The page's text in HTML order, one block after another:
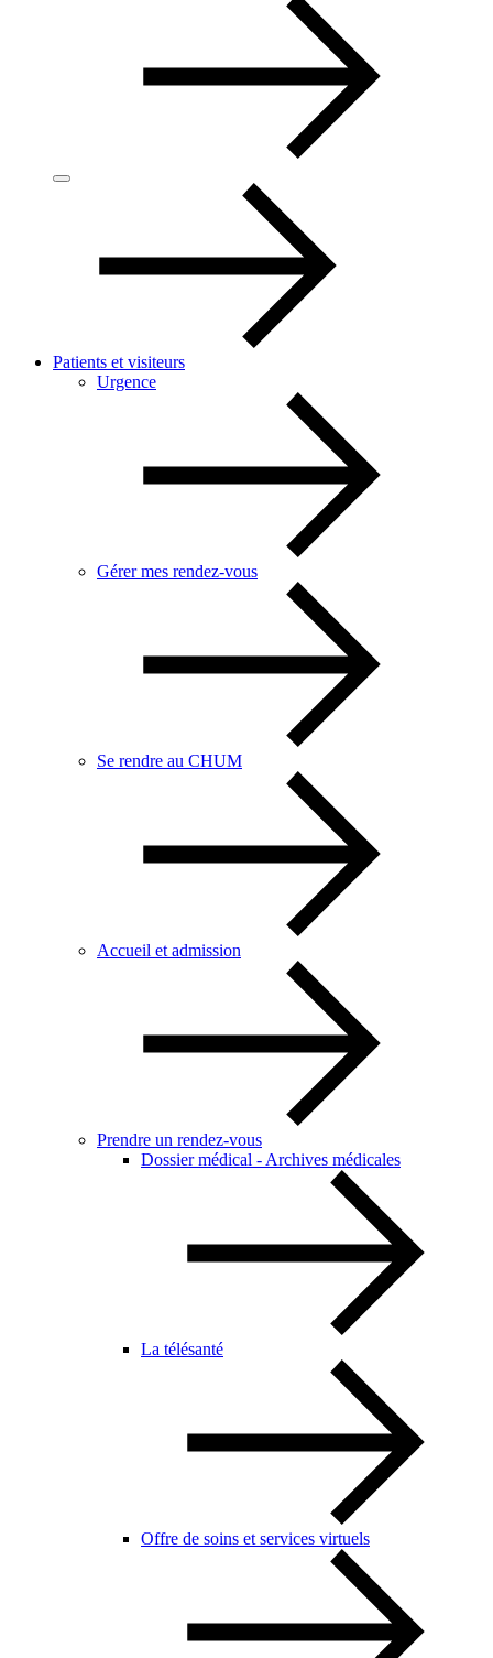
Patients et visiteurs
Urgence
Gérer mes rendez-vous
Se rendre au CHUM
Accueil et admission
Prendre un rendez-vous
Dossier médical - Archives médicales
La télésanté
Offre de soins et services virtuels